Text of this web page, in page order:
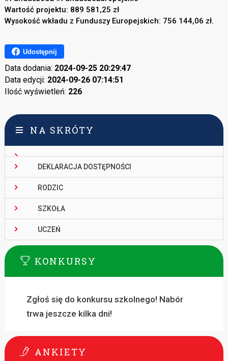
Wartość projektu: 889 581,25 zł
Wysokość wkładu z Funduszy Europejskich: 756 144,06 zł.
Udostępnij
Data dodania: 2024-09-25 20:29:47
Data edycji: 2024-09-26 07:14:51
Ilość wyświetleń: 226
NA SKRÓTY
DEKLARACJA DOSTĘPNOŚCI
RODZIC
SZKOŁA
UCZEŃ
KONKURSY
Zgłoś się do konkursu szkolnego! Nabór
trwa jeszcze kilka dni!
ANKIETY